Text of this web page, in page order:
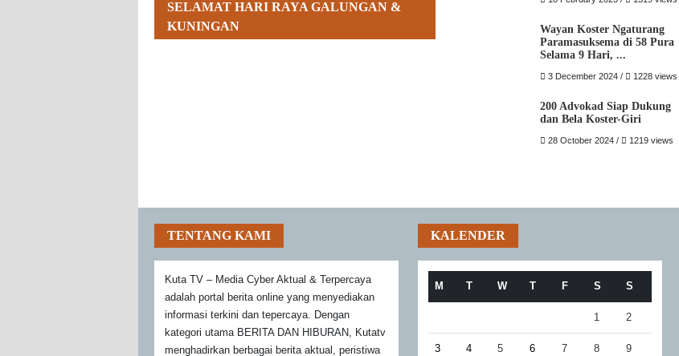
SELAMAT HARI RAYA GALUNGAN &
KUNINGAN
Wayan Koster Ngaturang
Paramasuksema di 58 Pura
Selama 9 Hari, ...
3 December 2024 / 1228 views
200 Advokad Siap Dukung
dan Bela Koster-Giri
28 October 2024 / 1219 views
TENTANG KAMI
Kuta TV – Media Cyber Aktual & Terpercaya
adalah portal berita online yang menyediakan
informasi terkini dan tepercaya. Dengan
kategori utama BERITA DAN HIBURAN, Kutatv
menghadirkan berbagai berita aktual, peristiwa
KALENDER
M T W T F S S
1 2
3 4 5 6 7 8 9